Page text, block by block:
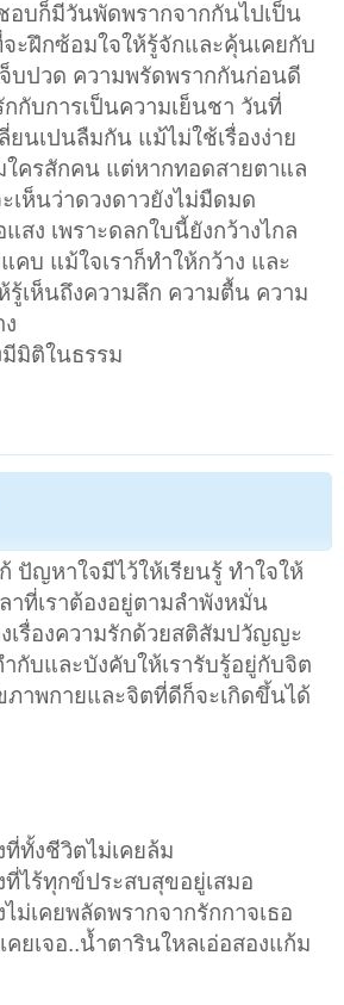
อบก็มีวันพัดพรากจากกันไปเป็น
จะฝึกซ้อมใจให้รู้จักและคุ้นเคยกับ
บปวด ความพรัดพรากกันก่อนดี
กกับการเป็นความเย็นชา วันที่
ยนเปนลืมกัน แม้ไม่ใช้เรื่องง่าย
ใครสักคน แต่หากทอดสายตาแล
เห็นว่าดวงดาวยังไม่มืดมด
สง เพราะดลกใบนี้ยังกว้างไกล
คบ แม้ใจเราก็ทำให้กว้าง และ
รู้เห็นถึงความลึก ความตื้น ความ
มิติในธรรม
ปัญหาใจมีไว้ให้เรียนรู้ ทำใจให้
าที่เราต้องอยู่ตามลำพังหมั่น
เรื่องความรักด้วยสติสัมปวัญญะ
กับและบังคับให้เรารับรู้อยู่กับจิต
าพกายและจิตที่ดีก็จะเกิดขึ้นได้
ทั้งชีวิตไม่เคยล้ม
ไร้ทุกข์ประสบสุขอยู่เสมอ
ม่เคยพลัดพรากจากรักกาจเธอ
ยเจอ..น้ำตารินใหลเอ่อสองแก้ม